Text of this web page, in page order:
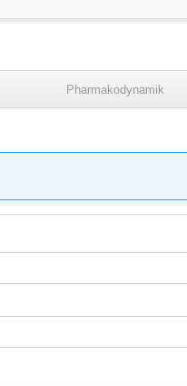
Pharmakodynamik